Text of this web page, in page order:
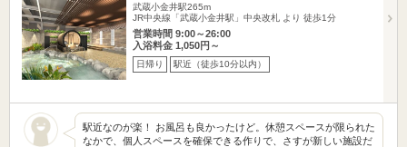
武蔵小金井駅265m
JR中央線「武蔵小金井駅」中央改札 より 徒歩1分
営業時間 9:00～26:00
入浴料金 1,050円～
日帰り 駅近（徒歩10分以内）
駅近なのが楽！ お風呂も良かったけど。休憩スペースが限られた
なかで、個人スペースを確保できる作りで、さすが新しい施設だ